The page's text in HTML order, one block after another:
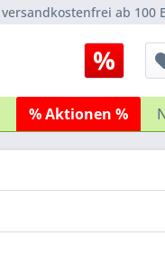
versandkostenfrei ab 100
% Aktionen %